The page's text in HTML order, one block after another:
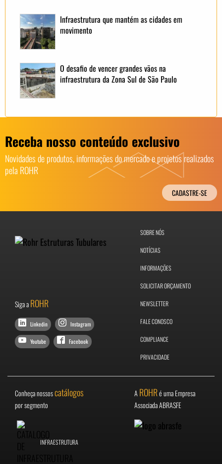
Infraestrutura que mantém as cidades em
movimento
O desafio de vencer grandes vãos na
infraestrutura da Zona Sul de São Paulo
Receba nosso conteúdo exclusivo
Novidades de produtos, informações do mercado e projetos realizados
pela ROHR
CADASTRE-SE
Siga aROHR
Linkedin Instagram
Youtube Facebook
SOBRE NÓS
NOTÍCIAS
INFORMAÇÕES
SOLICITAR ORÇAMENTO
NEWSLETTER
FALE CONOSCO
COMPLIANCE
PRIVACIDADE
Conheça nossoscatálogos
por segmento
INFRAESTRUTURA
A ROHRé uma Empresa
Associada ABRASFE